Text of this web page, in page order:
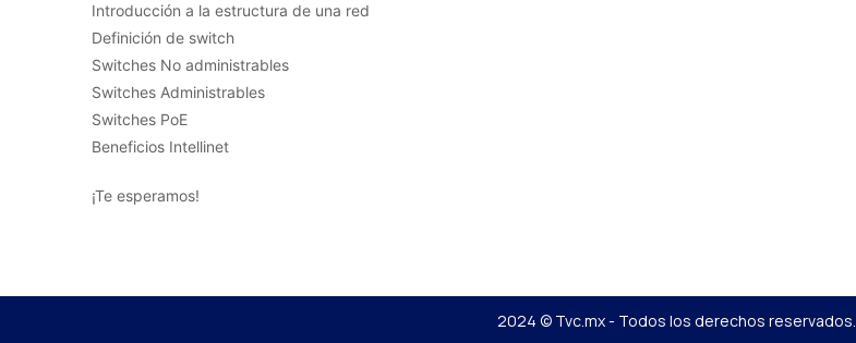
Introducción a la estructura de una red
Definición de switch
Switches No administrables
Switches Administrables
Switches PoE
Beneficios Intellinet
¡Te esperamos!
2024 © Tvc.mx - Todos los derechos reservados.